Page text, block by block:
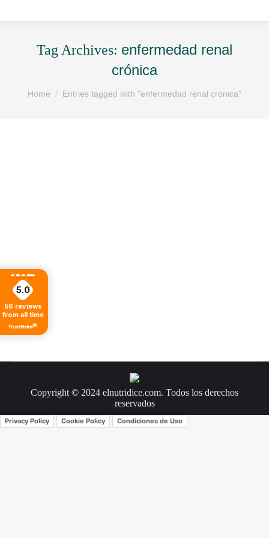
Tag Archives: enfermedad renal
crónica
Home Entries tagged with "enfermedad renal crónica"
Copyright © 2024 elnutridice.com. Todos los derechos
reservados
5.0
56 reviews
from all time
Privacy Policy Cookie Policy Condiciones de Uso